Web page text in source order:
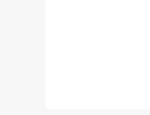
（DoubleE）、
爱动、探玩、华
部、环世、